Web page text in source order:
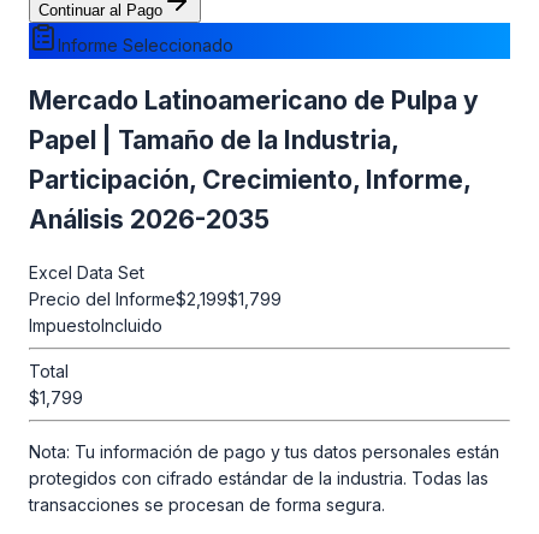
Continuar al Pago
Informe Seleccionado
Mercado Latinoamericano de Pulpa y
Papel | Tamaño de la Industria,
Participación, Crecimiento, Informe,
Análisis 2026-2035
Excel Data Set
Precio del Informe$2,199$1,799
ImpuestoIncluido
Total
$1,799
Nota: Tu información de pago y tus datos personales están
protegidos con cifrado estándar de la industria. Todas las
transacciones se procesan de forma segura.